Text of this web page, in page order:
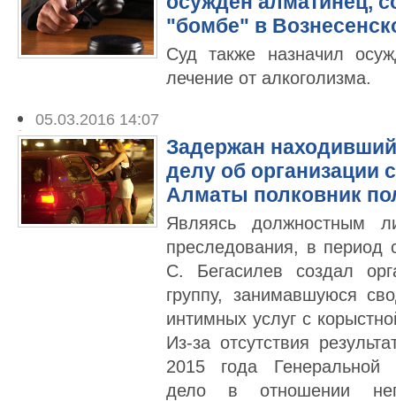
"бомбе" в
Суд также назначил
лечение от алкоголизма.
05.03.2016 14:07
Задержан
делу об организации
Алматы полковник
Являясь должностным
преследования, в период
С. Бегасилев создал
группу, занимавшуюся
интимных услуг с
Из-за отсутствия
2015 года Генеральной
дело в отношении